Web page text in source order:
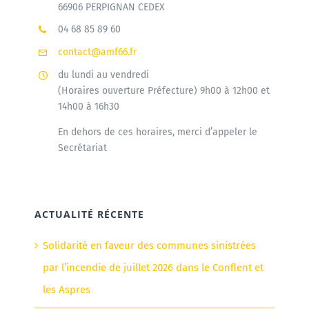
66906 PERPIGNAN CEDEX
04 68 85 89 60
contact@amf66.fr
du lundi au vendredi
(Horaires ouverture Préfecture) 9h00 à 12h00 et
14h00 à 16h30
En dehors de ces horaires, merci d’appeler le
Secrétariat
ACTUALITÉ RÉCENTE
Solidarité en faveur des communes sinistrées
par l’incendie de juillet 2026 dans le Conflent et
les Aspres